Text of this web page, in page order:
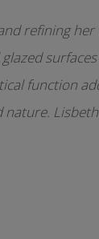
refining
function